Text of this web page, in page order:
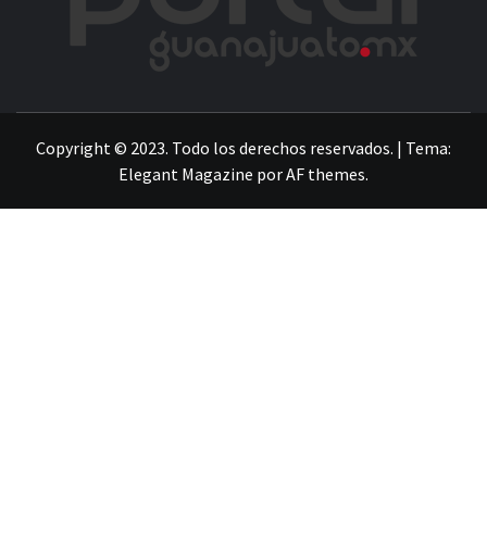
Copyright © 2023. Todo los derechos reservados. | Tema:
Elegant Magazine porAF themes.